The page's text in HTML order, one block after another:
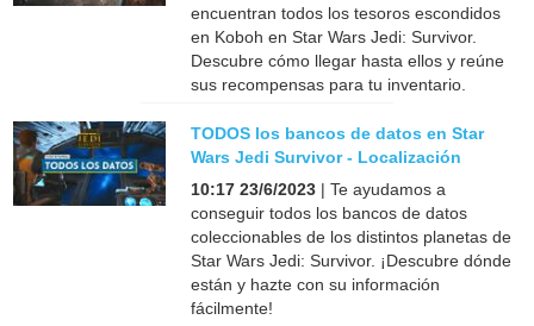
encuentran todos los tesoros escondidos
en Koboh en Star Wars Jedi: Survivor.
Descubre cómo llegar hasta ellos y reúne
sus recompensas para tu inventario.
TODOS los bancos de datos en Star
Wars Jedi Survivor - Localización
10:17 23/6/2023 | Te ayudamos a
conseguir todos los bancos de datos
coleccionables de los distintos planetas de
Star Wars Jedi: Survivor. ¡Descubre dónde
están y hazte con su información
fácilmente!